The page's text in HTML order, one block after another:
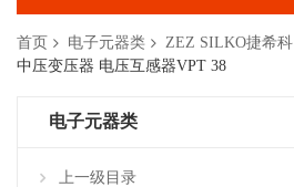
首页 电子元器类 ZEZ SILKO捷希科
中压变压器 电压互感器VPT 38
电子元器类
上一级目录